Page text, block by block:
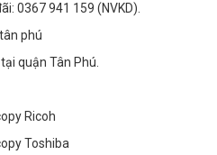
0367 941 159 (NVKD).
phú
quận Tân Phú.
Ricoh
Toshiba